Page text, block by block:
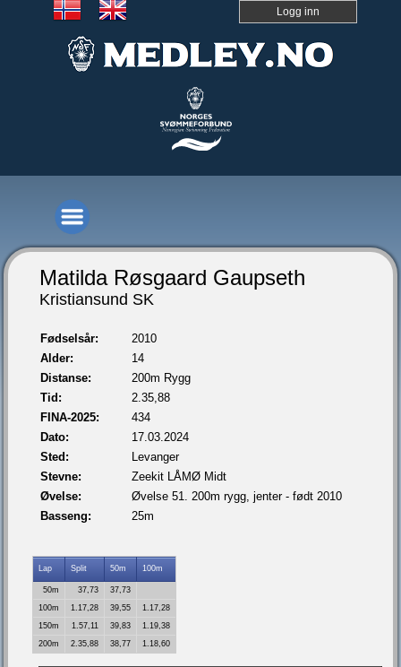
Logg inn
Matilda Røsgaard Gaupseth
Kristiansund SK
Fødselsår:
2010
Alder:
14
Distanse:
200m Rygg
Tid:
2.35,88
FINA-2025:
434
Dato:
17.03.2024
Sted:
Levanger
Stevne:
Zeekit LÅMØ Midt
Øvelse:
Øvelse 51. 200m rygg, jenter - født 2010
Basseng:
25m
Lap Split 50m 100m
50m 37,73
37,73
100m
1.17,28 39,55
1.17,28
150m
1.57,11 39,83
1.19,38
200m
2.35,88 38,77 1.18,60